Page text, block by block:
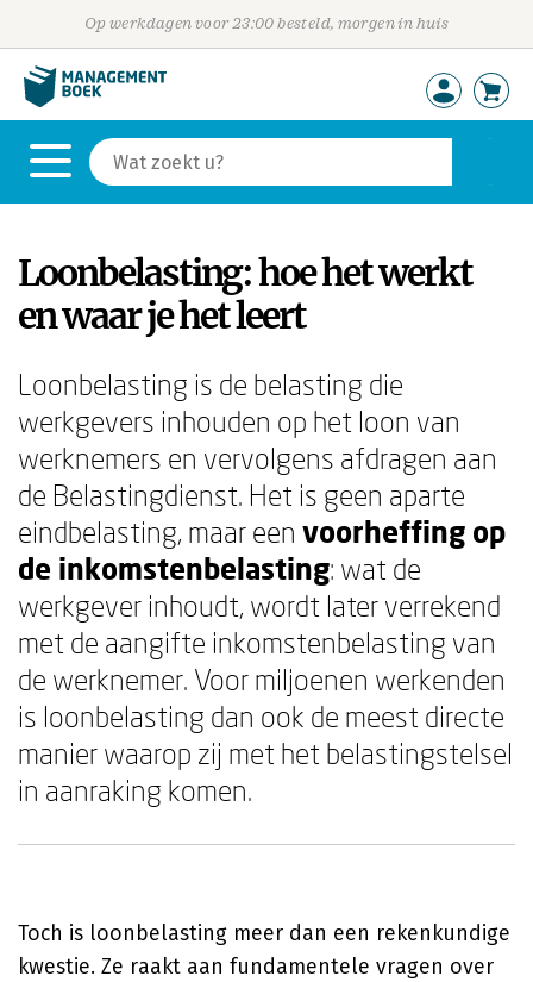
Op werkdagen voor 23:00 besteld, morgen in huis
Loonbelasting: hoe het werkt
en waar je het leert
Loonbelasting is de belasting die
werkgevers inhouden op het loon van
werknemers en vervolgens afdragen aan
de Belastingdienst. Het is geen aparte
eindbelasting, maar een voorheffing op
de inkomstenbelasting: wat de
werkgever inhoudt, wordt later verrekend
met de aangifte inkomstenbelasting van
de werknemer. Voor miljoenen werkenden
is loonbelasting dan ook de meest directe
manier waarop zij met het belastingstelsel
in aanraking komen.
Toch is loonbelasting meer dan een rekenkundige
kwestie. Ze raakt aan fundamentele vragen over